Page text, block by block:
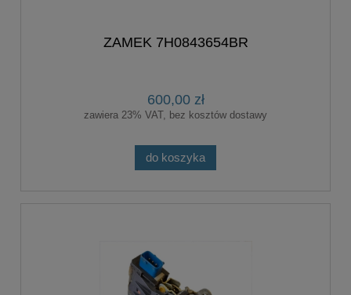
ZAMEK 7H0843654BR
600,00 zł
zawiera 23% VAT, bez kosztów dostawy
do koszyka